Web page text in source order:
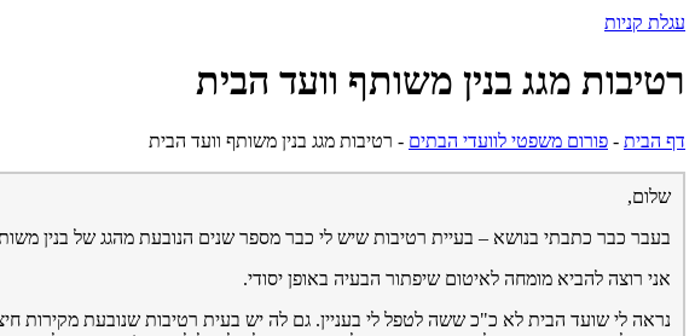
עגלת קניות
רטיבות מגג בנין משותף וועד הבית
דף הבית - פורום משפטי לוועדי הבתים - רטיבות מגג בנין משותף וועד הבית
שלום,
בעבר כבר כתבתי בנושא – בעיית רטיבות שיש לי כבר מספר שנים הנובעת מהגג של בנין
אני רוצה להביא מומחה לאיטום שיפתור הבעיה באופן יסודי.
נראה לי שועד הבית לא כ"כ ששה לטפל לי בעניין. גם לה יש בעית רטיבות שנובעת מקירות